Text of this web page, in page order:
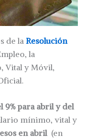
de la Resolución
la
Vital y Móvil,
9% para abril y del
mínimo, vital y
en abril (en